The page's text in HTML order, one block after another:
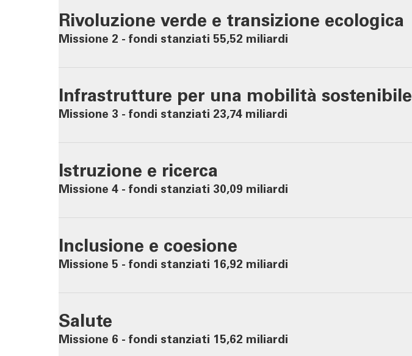
Rivoluzione verde e transizione ecologica
14
Missione 2 - fondi stanziati 55,52 miliardi
Infrastrutture per una mobilità sostenibile
24
Missione 3 - fondi stanziati 23,74 miliardi
Istruzione e ricerca
34
Missione 4 - fondi stanziati 30,09 miliardi
Inclusione e coesione
44
Missione 5 - fondi stanziati 16,92 miliardi
Salute
54
Missione 6 - fondi stanziati 15,62 miliardi